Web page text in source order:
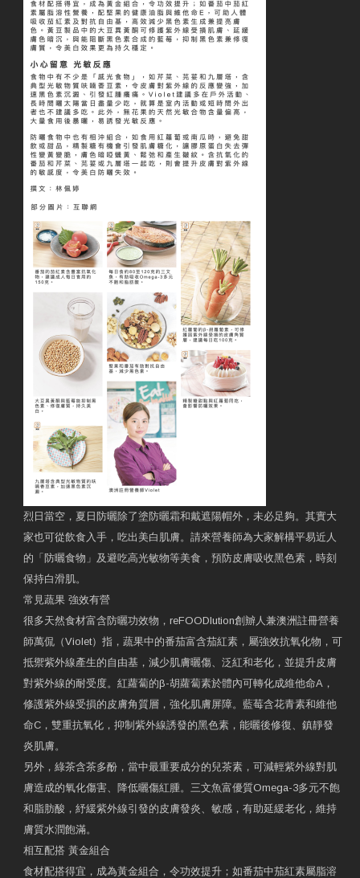
烈日當空，夏日防曬除了塗防曬霜和戴遮陽帽外，未必足夠。其實大
家也可從飲食入手，吃出美白肌膚。請來營養師為大家解構平易近人
的「防曬食物」及避吃高光敏物等美食，預防皮膚吸收黑色素，時刻
保持白滑肌。
常見蔬果 強效有營
很多天然食材富含防曬功效物，reFOODlution創辧人兼澳洲註冊營養
師萬侃（Violet）指，蔬果中的番茄富含茄紅素，屬強效抗氧化物，可
抵禦紫外線產生的自由基，減少肌膚曬傷、泛紅和老化，並提升皮膚
對紫外線的耐受度。紅蘿蔔的β-胡蘿蔔素於體內可轉化成維他命A，
修護紫外線受損的皮膚角質層，強化肌膚屏障。藍莓含花青素和維他
命C，雙重抗氧化，抑制紫外線誘發的黑色素，能曬後修復、鎮靜發
炎肌膚。
另外，綠茶含茶多酚，當中最重要成分的兒茶素，可減輕紫外線對肌
膚造成的氧化傷害、降低曬傷紅腫。三文魚富優質Omega-3多元不飽
和脂肪酸，紓緩紫外線引發的皮膚發炎、敏感，有助延緩老化，維持
膚質水潤飽滿。
相互配搭 黃金組合
食材配搭得宜，成為黃金組合，令功效提升；如番茄中茄紅素屬脂溶